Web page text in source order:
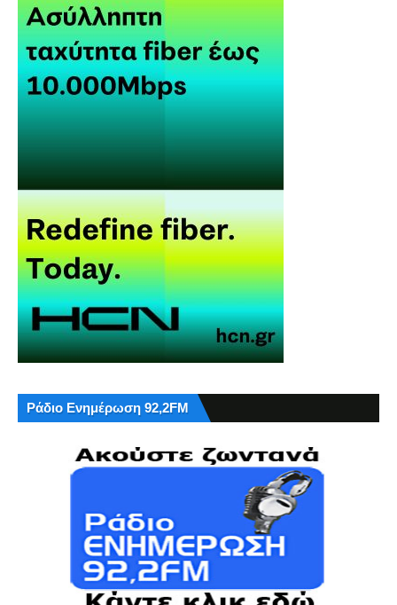
Ράδιο Ενημέρωση 92,2FM